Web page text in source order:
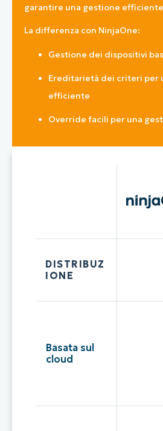
garantire una gestione
La differenza con NinjaOne:
Gestione dei dispositivi
Ereditarietà dei criteri per
efficiente
Override facili per una
DISTRIBUZ
IONE
Basata sul
cloud